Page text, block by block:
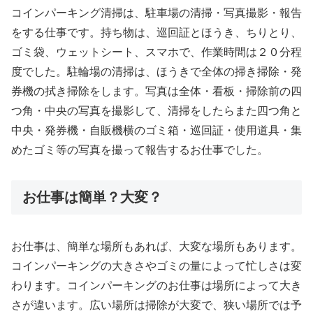
コインパーキング清掃は、駐車場の清掃・写真撮影・報告
をする仕事です。持ち物は、巡回証とほうき、ちりとり、
ゴミ袋、ウェットシート、スマホで、作業時間は２０分程
度でした。駐輪場の清掃は、ほうきで全体の掃き掃除・発
券機の拭き掃除をします。写真は全体・看板・掃除前の四
つ角・中央の写真を撮影して、清掃をしたらまた四つ角と
中央・発券機・自販機横のゴミ箱・巡回証・使用道具・集
めたゴミ等の写真を撮って報告するお仕事でした。
お仕事は簡単？大変？
お仕事は、簡単な場所もあれば、大変な場所もあります。
コインパーキングの大きさやゴミの量によって忙しさは変
わります。コインパーキングのお仕事は場所によって大き
さが違います。広い場所は掃除が大変で、狭い場所では予